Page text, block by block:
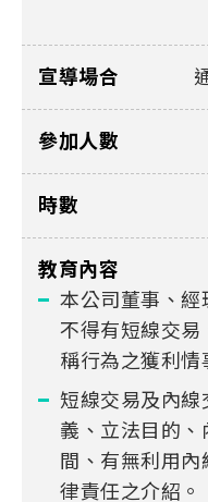
宣導場合
參加人數
時數
教育內容
本公司董事、經
不得有短線交易
稱行為之獲利情
短線交易及內
義、立法目的
間、有無利用
律責任之介紹。